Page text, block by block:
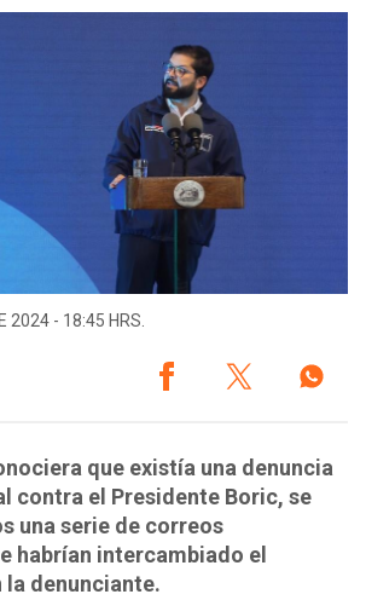
2024 - 18:45 HRS.
que existía una denuncia
contra el Presidente Boric, se
una serie de correos
habrían intercambiado el
denunciante.